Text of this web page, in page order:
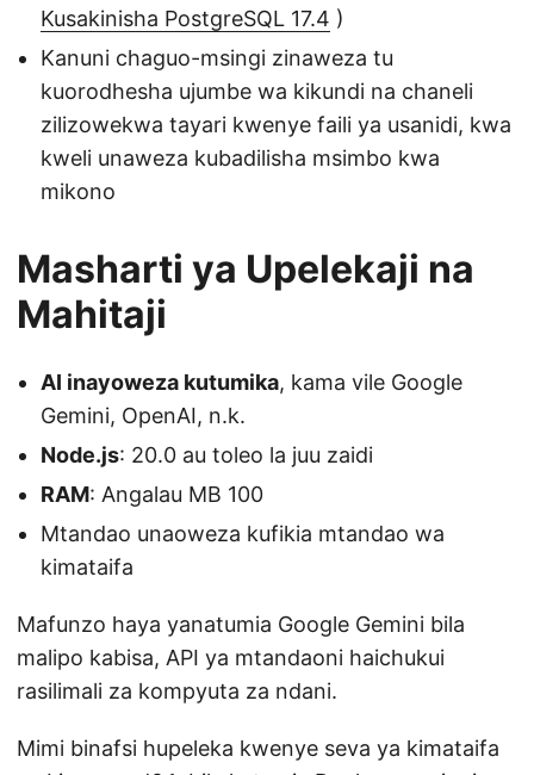
Kusakinisha PostgreSQL 17.4 )
Kanuni chaguo-msingi zinaweza tu
kuorodhesha ujumbe wa kikundi na chaneli
zilizowekwa tayari kwenye faili ya usanidi, kwa
kweli unaweza kubadilisha msimbo kwa
mikono
Masharti ya Upelekaji na
Mahitaji
AI inayoweza kutumika, kama vile Google
Gemini, OpenAI, n.k.
Node.js: 20.0 au toleo la juu zaidi
RAM: Angalau MB 100
Mtandao unaoweza kufikia mtandao wa
kimataifa
Mafunzo haya yanatumia Google Gemini bila
malipo kabisa, API ya mtandaoni haichukui
rasilimali za kompyuta za ndani.
Mimi binafsi hupeleka kwenye seva ya kimataifa